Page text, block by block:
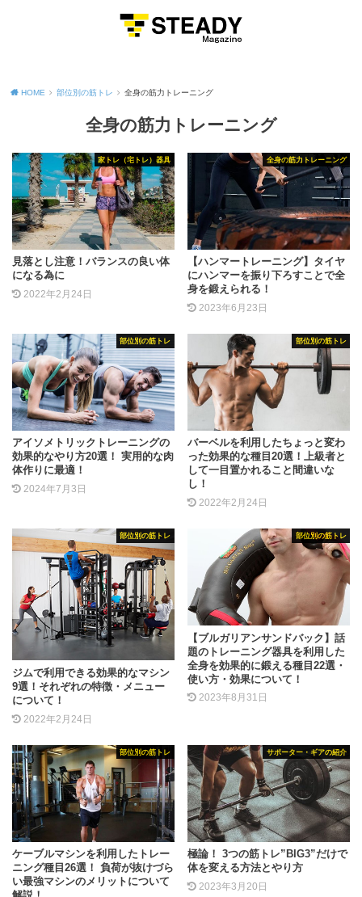
HOME 部位別の筋トレ 全身の筋力トレーニング
全身の筋力トレーニング
家トレ（宅トレ）器具
見落とし注意！バランスの良い体
になる為に
2022年2月24日
全身の筋力トレーニング
【ハンマートレーニング】タイヤ
にハンマーを振り下ろすことで全
身を鍛えられる！
2023年6月23日
部位別の筋トレ
アイソメトリックトレーニングの
効果的なやり方20選！ 実用的な肉
体作りに最適！
2024年7月3日
部位別の筋トレ
バーベルを利用したちょっと変わ
った効果的な種目20選！上級者と
して一目置かれること間違いな
し！
2022年2月24日
部位別の筋トレ
ジムで利用できる効果的なマシン
9選！それぞれの特徴・メニュー
について！
2022年2月24日
部位別の筋トレ
【ブルガリアンサンドバック】話
題のトレーニング器具を利用した
全身を効果的に鍛える種目22選・
使い方・効果について！
2023年8月31日
部位別の筋トレ
ケーブルマシンを利用したトレー
ニング種目26選！ 負荷が抜けづら
い最強マシンのメリットについて
サポーター・ギアの紹介
極論！ 3つの筋トレ”BIG3”だけで
体を変える方法とやり方
2023年3月20日